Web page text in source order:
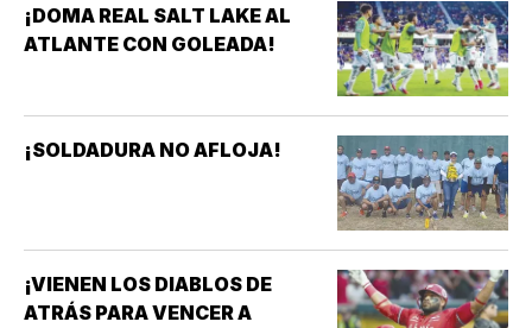
CARIBE *HAY QUE CELEBRARLO
*HAY QUE RECONOCER A LAS
¡DOMA REAL SALT LAKE AL
ATLANTE CON GOLEADA!
¡SOLDADURA NO AFLOJA!
¡VIENEN LOS DIABLOS DE
ATRÁS PARA VENCER A